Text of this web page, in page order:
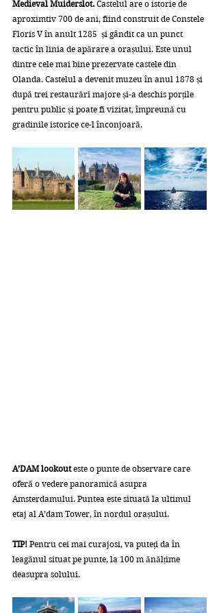
Medieval Muiderslot. Castelul are o istorie de
aproximtiv 700 de ani, fiind construit de Constele
Floris V în anult 1285  și gândit ca un punct
tactic în linia de apărare a orașului. Este unul
dintre cele mai bine prezervate castele din
Olanda. Castelul a devenit muzeu în anul 1878 și
după trei restaurări majore și-a deschis porțile
pentru public și poate fi vizitat, împreună cu
gradinile istorice ce-l înconjoară.
A’DAM lookout este o punte de observare care
oferă o vedere panoramică asupra
Amsterdamului. Puntea este situată la ultimul
etaj al A’dam Tower, în nordul orașului.
TIP! Pentru cei mai curajosi, va puteți da în
leagănul situat pe punte, la 100 m ănălțime
deasupra solului.